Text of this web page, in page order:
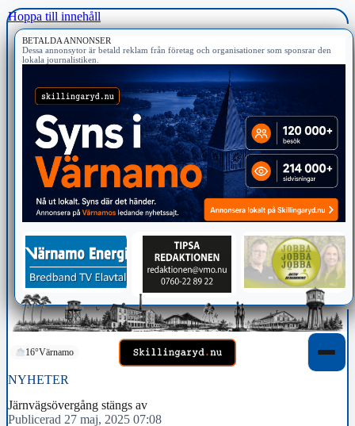
Hoppa till innehåll
BETALDA ANNONSER
Dessa annonsytor är betald reklam från företag och organisationer som sponsrar den
lokala journalistiken.
16°Värnamo
NYHETER
Järnvägsövergång stängs av
Publicerad 27 maj, 2025 07:08